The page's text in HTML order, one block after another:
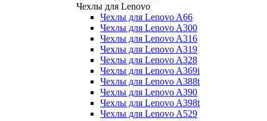
Чехлы для Lenovo
Чехлы для Lenovo A66
Чехлы для Lenovo A300
Чехлы для Lenovo A316
Чехлы для Lenovo A319
Чехлы для Lenovo A328
Чехлы для Lenovo A369i
Чехлы для Lenovo A388t
Чехлы для Lenovo A390
Чехлы для Lenovo A398t
Чехлы для Lenovo A529